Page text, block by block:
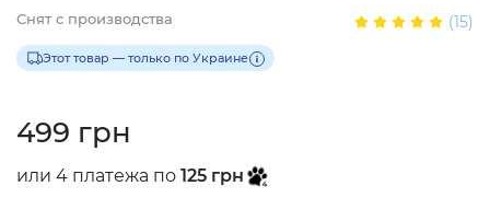
Снят с производства (15)
Этот товар — только по Украине
499 грн
или 4 платежа по 125 грн